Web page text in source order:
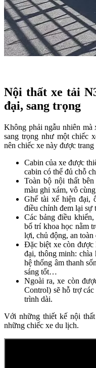
Nội thất xe tải
đại, sang trọng
Không phải ngẫu nhiên
sang trọng như một chiếc
nên chiếc xe này được
Cabin của xe được
cabin có thể đủ chỗ
Toàn bộ nội thất
màu ghi xám, vô
Ghế tài xế hiện đại,
điều chỉnh đem lại sự
Các bảng điều
bố trí khoa học nằm
lợi, chủ động, an
Đặc biệt xe còn được
đại, thông minh:
hệ thống âm thanh
sáng tốt…
Ngoài ra, xe còn
Control) sẽ hỗ trợ
trình dài.
Với những thiết kế nội
những chiếc xe du lịch.